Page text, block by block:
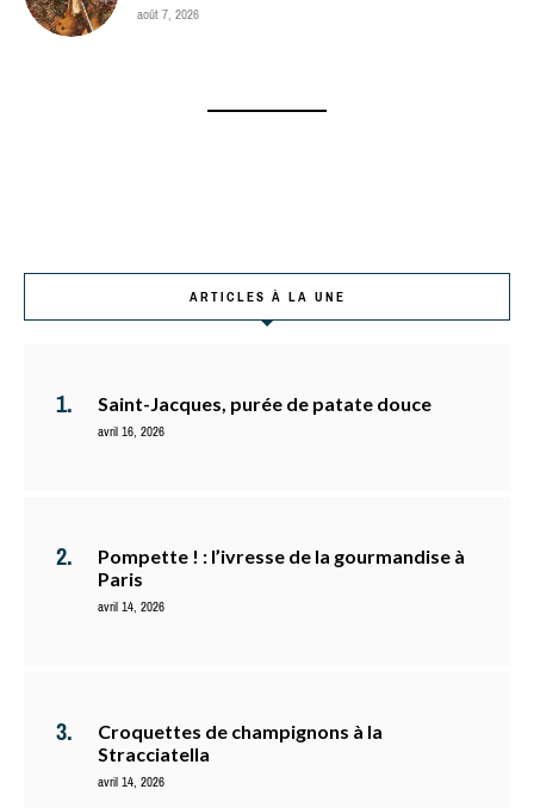
août 7, 2026
ARTICLES À LA UNE
Saint-Jacques, purée de patate douce
avril 16, 2026
Pompette ! : l’ivresse de la gourmandise à
Paris
avril 14, 2026
Croquettes de champignons à la
Stracciatella
avril 14, 2026